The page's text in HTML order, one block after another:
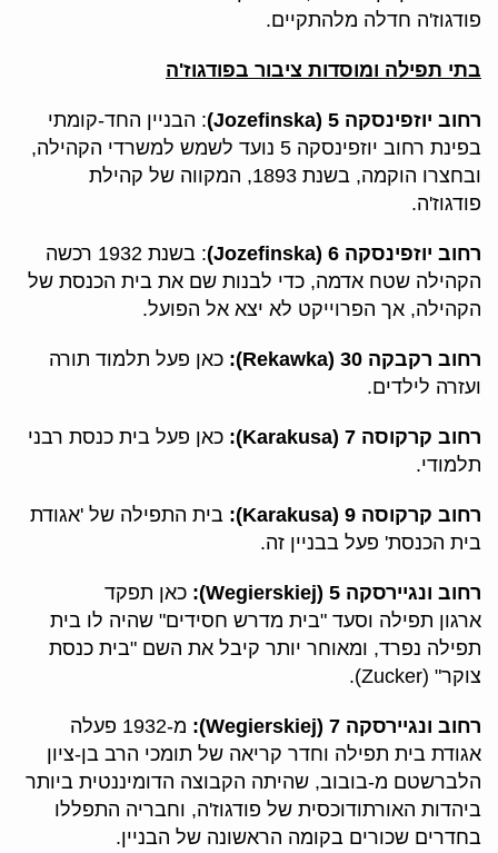
פודגוז'ה חדלה מלהתקיים.
בתי תפילה ומוסדות ציבור בפודגוז'ה
רחוב יוזפינסקה 5 (Jozefinska)
: הבניין החד-קומתי
בפינת רחוב יוזפינסקה 5 נועד לשמש למשרדי הקהילה,
ובחצרו הוקמה, בשנת 1893, המקווה של קהילת
פודגוז'ה.
רחוב יוזפינסקה 6 (Jozefinska)
: בשנת 1932 רכשה
הקהילה שטח אדמה, כדי לבנות שם את בית הכנסת של
הקהילה, אך הפרוייקט לא יצא אל הפועל.
רחוב רקבקה 30 (Rekawka):
כאן פעל תלמוד תורה
ועזרה לילדים.
רחוב קרקוסה 7 (Karakusa):
כאן פעל בית כנסת רבני
תלמודי.
רחוב קרקוסה 9 (Karakusa):
בית התפילה של 'אגודת
בית הכנסת' פעל בבניין זה.
רחוב ונגיירסקה 5 (Wegierskiej):
כאן תפקד
ארגון תפילה וסעד "בית מדרש חסידים" שהיה לו בית
תפילה נפרד, ומאוחר יותר קיבל את השם "בית כנסת
צוקר" (Zucker).
רחוב ונגיירסקה 7 (Wegierskiej):
מ-1932 פעלה
אגודת בית תפילה וחדר קריאה של תומכי הרב בן-ציון
הלברשטם מ-בובוב, שהיתה הקבוצה הדומיננטית ביותר
ביהדות האורתודוכסית של פודגוז'ה, וחבריה התפללו
בחדרים שכורים בקומה הראשונה של הבניין.